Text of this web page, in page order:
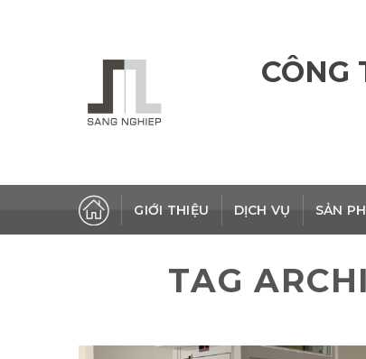
CÔNG
GIỚI THIỆU DỊCH VỤ SẢN
TAG